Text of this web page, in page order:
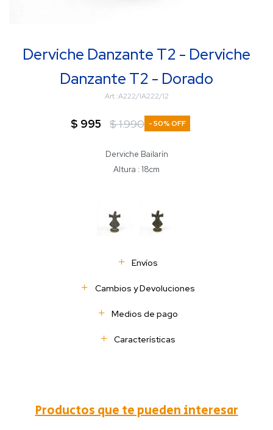
Derviche Danzante T2 - Derviche
Danzante T2 - Dorado
A222/1A222/12
$ 995 $1.990 50
Derviche Bailarín
Altura : 18cm
Envíos
Cambios y Devoluciones
Medios de pago
Características
Productos que te pueden interesar